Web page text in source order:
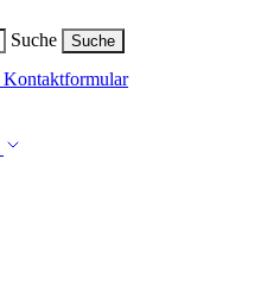
Suche Suche
Kontaktformular